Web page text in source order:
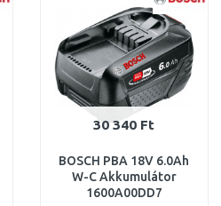
30 340 Ft
BOSCH PBA 18V 6.0Ah
W-C Akkumulátor
1600A00DD7